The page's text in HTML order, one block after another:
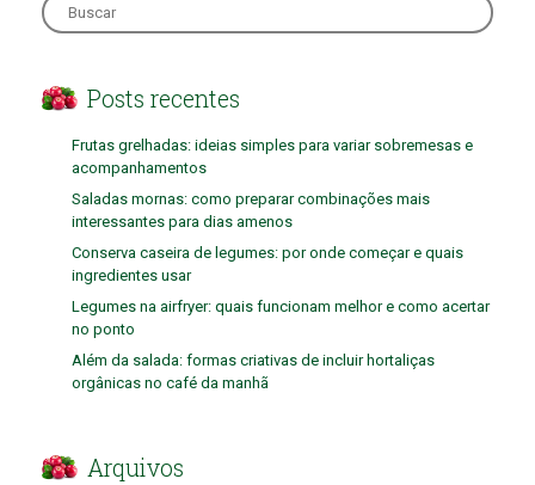
for:
Posts recentes
Frutas grelhadas: ideias simples para variar sobremesas e
acompanhamentos
Saladas mornas: como preparar combinações mais
interessantes para dias amenos
Conserva caseira de legumes: por onde começar e quais
ingredientes usar
Legumes na airfryer: quais funcionam melhor e como acertar
no ponto
Além da salada: formas criativas de incluir hortaliças
orgânicas no café da manhã
Arquivos